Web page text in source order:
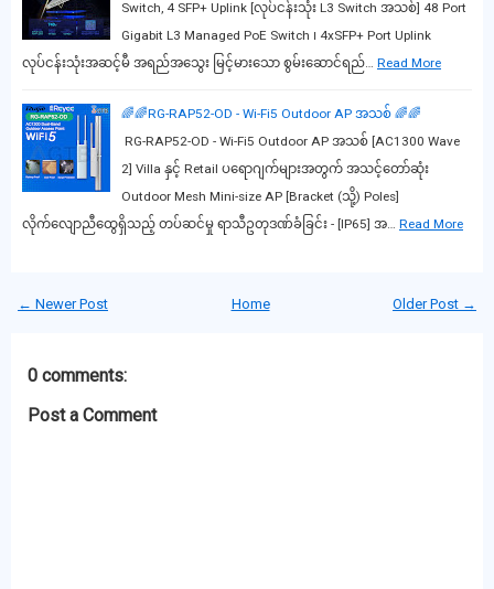
Switch, 4 SFP+ Uplink [လုပ်ငန်းသုံး L3 Switch အသစ်] 48 Port
Gigabit L3 Managed PoE Switch ၊ 4xSFP+ Port Uplink
လုပ်ငန်းသုံးအဆင့်မီ အရည်အသွေး မြင့်မားသော စွမ်းဆောင်ရည်…
Read More
🌈🌈RG-RAP52-OD - Wi-Fi5 Outdoor AP အသစ် 🌈🌈
RG-RAP52-OD - Wi-Fi5 Outdoor AP အသစ် [AC1300 Wave
2] Villa နှင့် Retail ပရောဂျက်များအတွက် အသင့်တော်ဆုံး
Outdoor Mesh Mini-size AP [Bracket (သို့) Poles]
လိုက်လျောညီထွေရှိသည့် တပ်ဆင်မှု ရာသီဥတုဒဏ်ခံခြင်း - [IP65] အ…
Read More
← Newer Post Older Post →
Home
0 comments:
Post a Comment